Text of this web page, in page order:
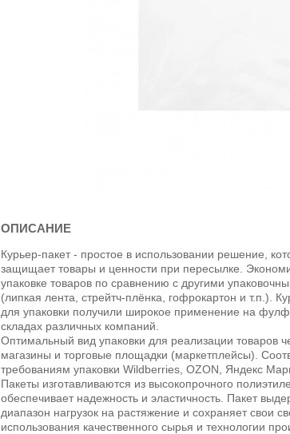
ОПИСАНИЕ
Курьер-пакет - простое в использовании решение,
защищает товары и ценности при пересылке.
упаковке товаров по сравнению с другими
(липкая лента, стрейтч-плёнка, гофрокартон и т.п.).
для упаковки получили широкое применение на
складах различных компаний.
Оптимальный вид упаковки для реализации товаров
магазины и торговые площадки (маркетплейсы).
требованиям упаковки Wildberries, OZON, Яндекс
Пакеты изготавливаются из высокопрочного
обеспечивает надежность и эластичность. Пакет
диапазон нагрузок на растяжение и сохраняет свои
использования качественного сырья и технологии